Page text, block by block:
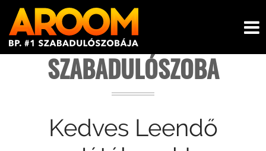
SZABADULÓSZOBA
Kedves Leendő